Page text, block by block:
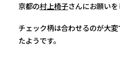
京都の村上椅子さんにお願いを
チェック柄は合わせるのが大
たようです。